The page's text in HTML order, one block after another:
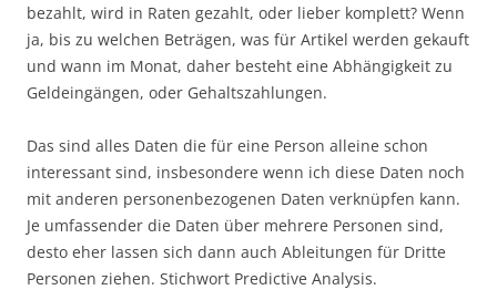
bezahlt, wird in Raten gezahlt, oder lieber komplett? Wenn
ja, bis zu welchen Beträgen, was für Artikel werden gekauft
und wann im Monat, daher besteht eine Abhängigkeit zu
Geldeingängen, oder Gehaltszahlungen.
Das sind alles Daten die für eine Person alleine schon
interessant sind, insbesondere wenn ich diese Daten noch
mit anderen personenbezogenen Daten verknüpfen kann.
Je umfassender die Daten über mehrere Personen sind,
desto eher lassen sich dann auch Ableitungen für Dritte
Personen ziehen. Stichwort Predictive Analysis.